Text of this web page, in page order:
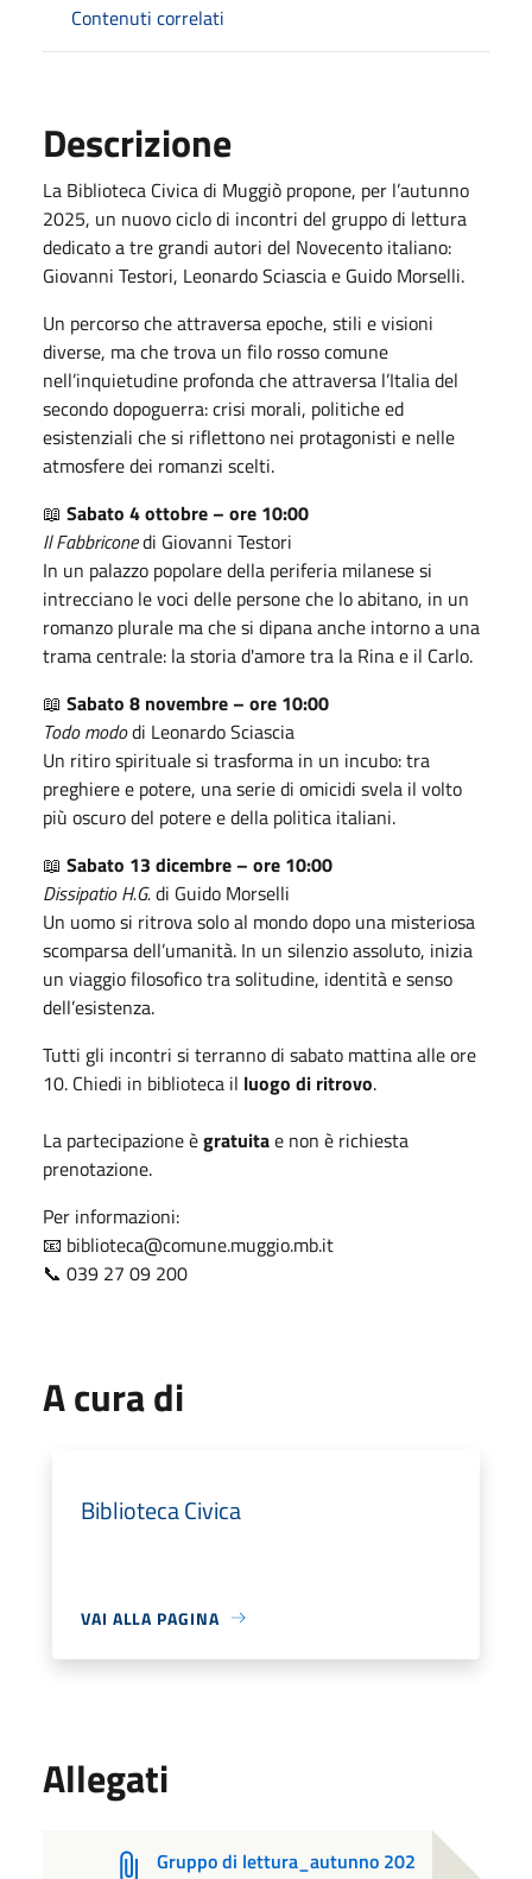
Contenuti correlati
Descrizione
La Biblioteca Civica di Muggiò propone, per l’autunno
2025, un nuovo ciclo di incontri del gruppo di lettura
dedicato a tre grandi autori del Novecento italiano:
Giovanni Testori, Leonardo Sciascia e Guido Morselli.
Un percorso che attraversa epoche, stili e visioni
diverse, ma che trova un filo rosso comune
nell’inquietudine profonda che attraversa l’Italia del
secondo dopoguerra: crisi morali, politiche ed
esistenziali che si riflettono nei protagonisti e nelle
atmosfere dei romanzi scelti.
📖 Sabato 4 ottobre – ore 10:00
Il Fabbriconedi Giovanni Testori
In un palazzo popolare della periferia milanese si
intrecciano le voci delle persone che lo abitano, in un
romanzo plurale ma che si dipana anche intorno a una
trama centrale: la storia d'amore tra la Rina e il Carlo.
📖 Sabato 8 novembre – ore 10:00
Todo mododi Leonardo Sciascia
Un ritiro spirituale si trasforma in un incubo: tra
preghiere e potere, una serie di omicidi svela il volto
più oscuro del potere e della politica italiani.
📖 Sabato 13 dicembre – ore 10:00
Dissipatio H.G.di Guido Morselli
Un uomo si ritrova solo al mondo dopo una misteriosa
scomparsa dell’umanità. In un silenzio assoluto, inizia
un viaggio filosofico tra solitudine, identità e senso
dell’esistenza.
Tutti gli incontri si terranno di sabato mattina alle ore
10. Chiedi in biblioteca il luogo di ritrovo.
La partecipazione ègratuitae non è richiesta
prenotazione.
Per informazioni:
📧 biblioteca@comune.muggio.mb.it
📞 039 27 09 200
A cura di
Biblioteca Civica
VAI ALLA PAGINA
Allegati
Gruppo di lettura_autunno 202